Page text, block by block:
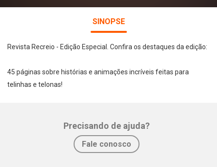
SINOPSE
Revista Recreio - Edição Especial. Confira os destaques da edição:
45 páginas sobre histórias e animações incríveis feitas para
telinhas e telonas!
Precisando de ajuda?
Fale conosco
Facebook Twitter